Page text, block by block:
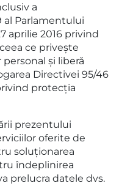
a
al Parlamentului
aprilie 2016 privind
ce privește
și liberă
Directivei 95/46
protecția
prezentului
oferite de
soluționarea
îndeplinirea
prelucra datele dvs.